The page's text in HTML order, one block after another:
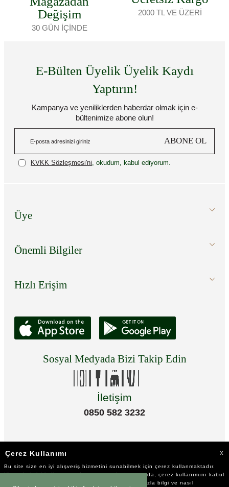
Değişim
30 GÜN İÇİNDE
2000 TL VE ÜZERİ
E-Bülten Üyelik Üyelik Kaydı
Yaptırın!
Kampanya ve yeniliklerden haberdar olmak için e-
bültenimize abone olun!
ABONE OL
KVKK Sözleşmesi'ni , okudum, kabul ediyorum.
Üye
Önemli Bilgiler
Hızlı Erişim
Sosyal Medyada Bizi Takip Edin
İletişim
0850 582 3232
Çerez Kullanımı X
Bu site size en iyi alışveriş hizmetini sunabilmek için çerez kullanmaktadır.
Hizmetlerimizi kullanmaya devam etmeniz durumunda, çerez kullanımını kabul
ettiğinizi varsayacağız. Çerezler hakkında daha fazla bilgi ve nasıl